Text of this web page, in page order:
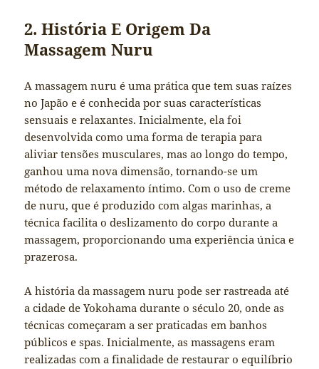
2. História E Origem Da
Massagem Nuru
A massagem nuru é uma prática que tem suas raízes
no Japão e é conhecida por suas características
sensuais e relaxantes. Inicialmente, ela foi
desenvolvida como uma forma de terapia para
aliviar tensões musculares, mas ao longo do tempo,
ganhou uma nova dimensão, tornando-se um
método de relaxamento íntimo. Com o uso de creme
de nuru, que é produzido com algas marinhas, a
técnica facilita o deslizamento do corpo durante a
massagem, proporcionando uma experiência única e
prazerosa.
A história da massagem nuru pode ser rastreada até
a cidade de Yokohama durante o século 20, onde as
técnicas começaram a ser praticadas em banhos
públicos e spas. Inicialmente, as massagens eram
realizadas com a finalidade de restaurar o equilíbrio